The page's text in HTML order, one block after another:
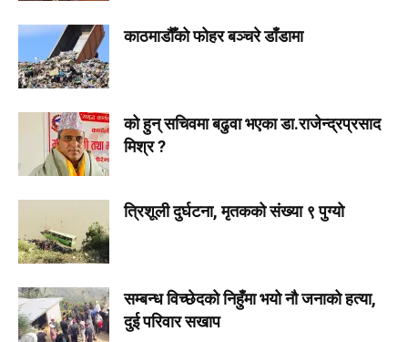
काठमाडौँको फोहर बञ्चरे डाँडामा
को हुन् सचिवमा बढुवा भएका डा.राजेन्द्रप्रसाद
मिश्र ?
त्रिशूली दुर्घटना, मृतकको संख्या ९ पुग्यो
सम्बन्ध विच्छेदको निहुँमा भयो नौ जनाको हत्या,
दुई परिवार सखाप